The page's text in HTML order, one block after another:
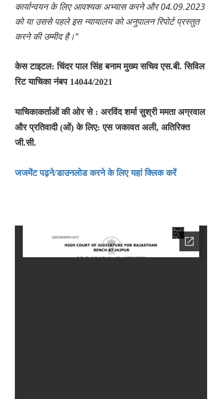
कार्यान्वयन के लिए आवश्यक अभ्यास करने और 04.09.2023
को या उससे पहले इस न्यायालय को अनुपालन रिपोर्ट प्रस्तुत
करने की उम्मीद है।"
केस टाइटल: चिंदर पाल सिंह बनाम मुख्य सचिव एस.बी. सिविल
रिट याचिका नंबप 14044/2021
याचिकाकर्ताओं की ओर से : अरविंद शर्मा सुश्री ममता अग्रवाल
और प्रतिवादी (ओं) के लिए: एस जकावत अली, अतिरिक्त
जी.सी.
जजमेंट पढ़ने/डाउनलोड करने के लिए यहां क्लिक करें